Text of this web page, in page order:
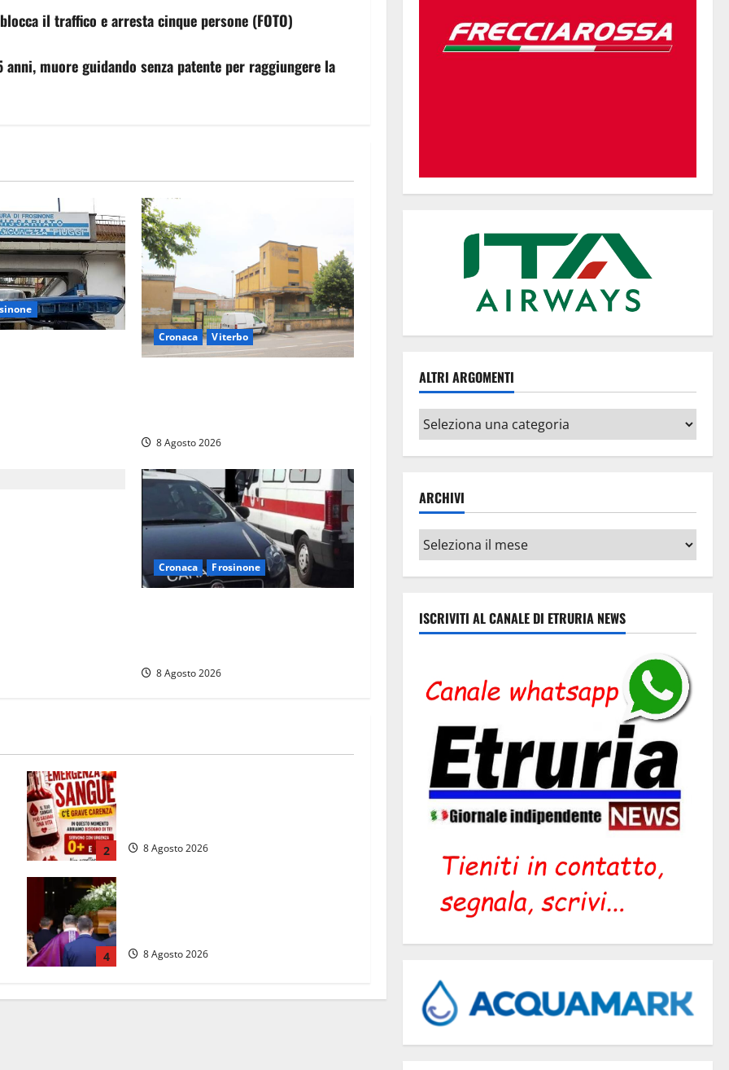
il traffico e arresta cinque persone (FOTO)
muore guidando senza patente per raggiungere la
Cronaca Viterbo
8 Agosto 2026
Cronaca Frosinone
8 Agosto 2026
2 8 Agosto 2026
4 8 Agosto 2026
ALTRI ARGOMENTI
Altri
argomenti
ARCHIVI
Archivi
ISCRIVITI AL CANALE DI ETRURIA NEWS